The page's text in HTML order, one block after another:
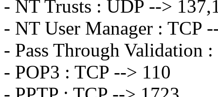
- NT Trusts : UDP -->
- NT User Manager : TCP
- Pass Through Validation
- POP3 : TCP --> 110